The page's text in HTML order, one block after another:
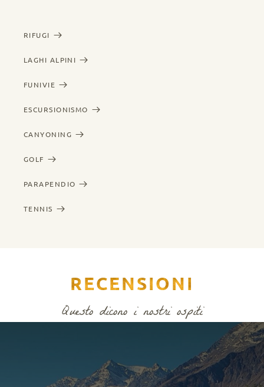
RIFUGI
LAGHI ALPINI
FUNIVIE
ESCURSIONISMO
CANYONING
GOLF
PARAPENDIO
TENNIS
RECENSIONI
Questo dicono i nostri ospiti